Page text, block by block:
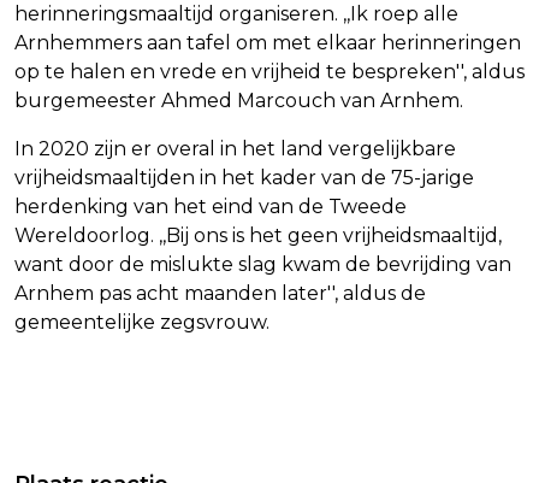
herinneringsmaaltijd organiseren. ,,Ik roep alle
Arnhemmers aan tafel om met elkaar herinneringen
op te halen en vrede en vrijheid te bespreken'', aldus
burgemeester Ahmed Marcouch van Arnhem.
In 2020 zijn er overal in het land vergelijkbare
vrijheidsmaaltijden in het kader van de 75-jarige
herdenking van het eind van de Tweede
Wereldoorlog. ,,Bij ons is het geen vrijheidsmaaltijd,
want door de mislukte slag kwam de bevrijding van
Arnhem pas acht maanden later'', aldus de
gemeentelijke zegsvrouw.